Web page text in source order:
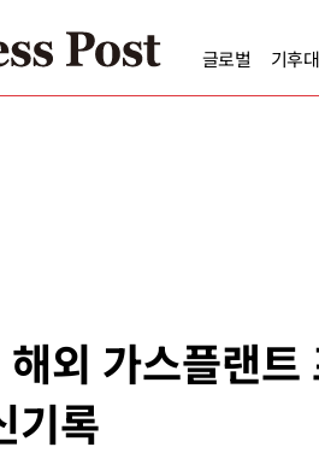
글로벌 기후
외 가스플랜트
기록